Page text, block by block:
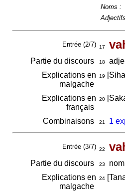
Noms :
Entrée (2/7) 17
Partie du discours 18
Explications en
malgache
19
Explications en
français
20
Combinaisons 21 1
Entrée (3/7) 22
Partie du discours 23
nom
Explications en
malgache
24